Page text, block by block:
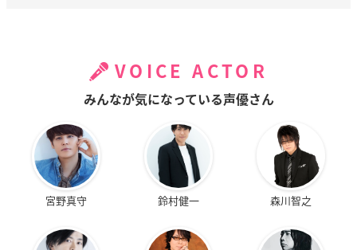
VOICE ACTOR
みんなが気になっている声優さん
宮野真守 鈴村健一 森川智之